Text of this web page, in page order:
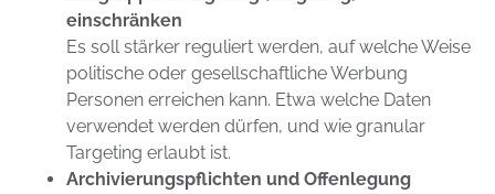
einschränken
Es soll stärker reguliert werden, auf welche Weise
politische oder gesellschaftliche Werbung
Personen erreichen kann. Etwa welche Daten
verwendet werden dürfen, und wie granular
Targeting erlaubt ist.
Archivierungspflichten und Offenlegung